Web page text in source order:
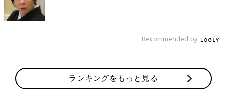
Recommended by
ランキングをもっと見る